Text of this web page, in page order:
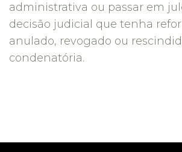
administrativa ou passar em
decisão judicial que tenha
anulado, revogado ou
condenatória.